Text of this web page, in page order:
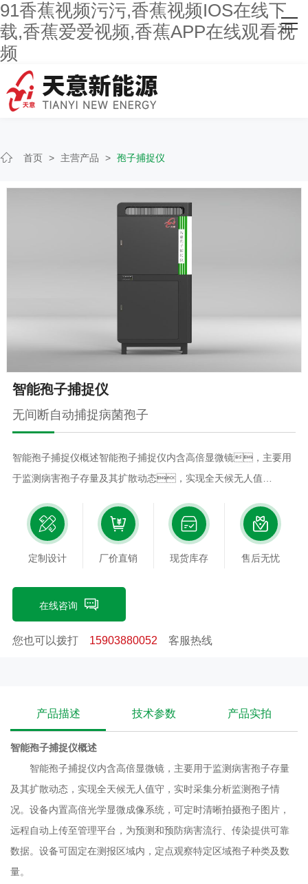
91香蕉视频污污,香蕉视频IOS在线下
载,香蕉爱爱视频,香蕉APP在线观看视
频
网站首页
关于91香蕉视频污污
主营产品
人才招聘
首页 > 主营产品 > 孢子捕捉仪
智能孢子捕捉仪
无间断自动捕捉病菌孢子
智能孢子捕捉仪概述智能孢子捕捉仪内含高倍显微镜，主要用
于监测病害孢子存量及其扩散动态，实现全天候无人值
学显微成像系统，可定时清晰拍摄孢子图片，远程自动
上传至管理平台，为预测和预防病害流行、传染
提供可靠数据。设备可固定在测报区域内，定
智能孢子捕捉仪是新一代图像式病菌检测工具，专门收
集随空气流动而传播的病原菌孢子及花粉尘粒。主要用于
检测病害孢子存量及其扩散动态，为预测并预防病害流
更换载玻片，自动拍照，图片数据自动上传，
害情况上传到指定网络平台，**分析人员可在平台对每个时
间段内收集到的孢子进行手工分类与计数，形成孢子测报
数据库，供**远程对病害的发生与发展进行分析和预测，
为现代农业提供服务，满足病情预测预报及标本采集的需
要，及时防治病害发生。智能孢子捕捉仪产品特点
1. 智能孢子捕捉仪采用光、电、数控技术，自动显
微成像全天候对所捕获的病菌孢子自动拍摄。2. 孢子设备内有
定制设计 厂价直销 现货库存 售后无忧
在线咨询
您也可以拨打 15903880052 客服热线
产品描述 技术参数 产品实拍
智能孢子捕捉仪概述
智能孢子捕捉仪内含高倍显微镜，主要用于监测病害孢子存量
及其扩散动态，实现全天候无人值守，实时采集分析监测孢子情
况。设备内置高倍光学显微成像系统，可定时清晰拍摄孢子图片，
远程自动上传至管理平台，为预测和预防病害流行、传染提供可靠
数据。设备可固定在测报区域内，定点观察特定区域孢子种类及数
量。